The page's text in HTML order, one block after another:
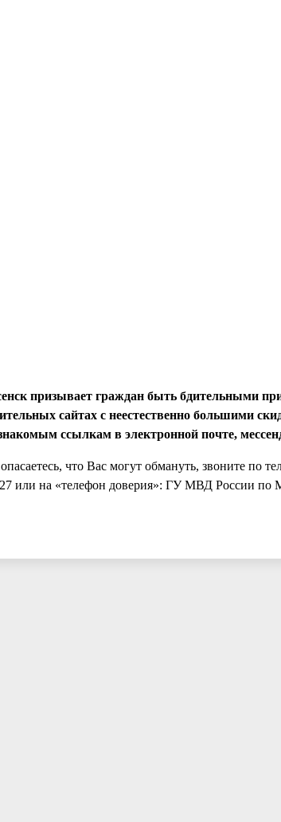
призывает граждан быть бдительными
сайтах с неестественно большими
ссылкам в электронной почте,
что Вас могут обмануть, звоните
или на «телефон доверия»: ГУ МВД России по